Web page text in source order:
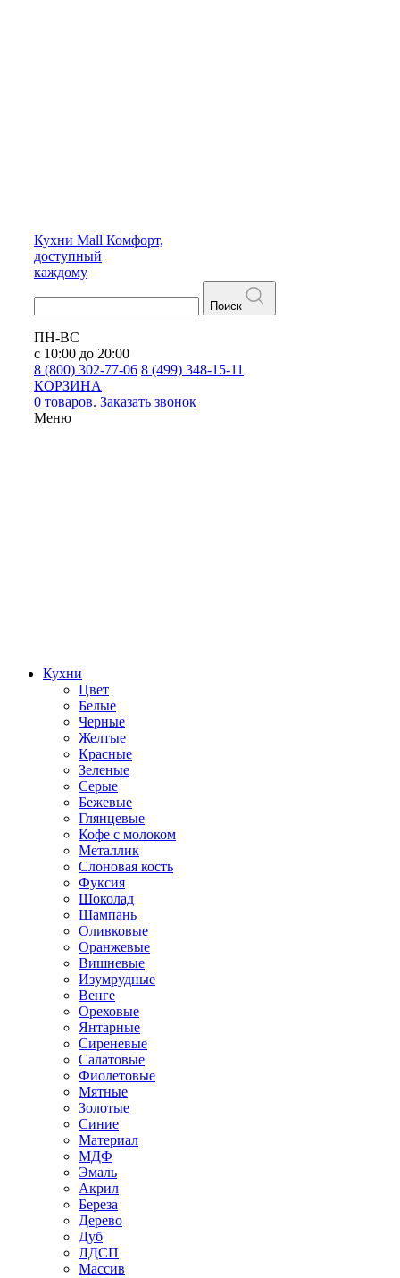
Кухни Mall Комфорт,
доступный
каждому
Поиск
ПН-ВС
с 10:00 до 20:00
8 (800) 302-77-06 8 (499) 348-15-11
КОРЗИНА
0 товаров. Заказать звонок
Меню
Кухни
Цвет
Белые
Черные
Желтые
Красные
Зеленые
Серые
Бежевые
Глянцевые
Кофе с молоком
Металлик
Слоновая кость
Фуксия
Шоколад
Шампань
Оливковые
Оранжевые
Вишневые
Изумрудные
Венге
Ореховые
Янтарные
Сиреневые
Салатовые
Фиолетовые
Мятные
Золотые
Синие
Материал
МДФ
Эмаль
Акрил
Береза
Дерево
Дуб
ЛДСП
Массив